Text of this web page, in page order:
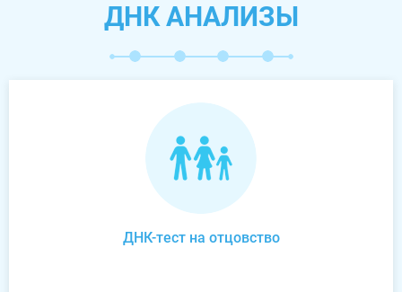
ДНК АНАЛИЗЫ
ДНК-тест на отцовство